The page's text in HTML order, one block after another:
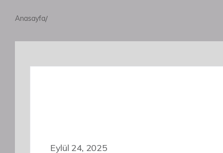
Anasayfa/
Eylül 24, 2025